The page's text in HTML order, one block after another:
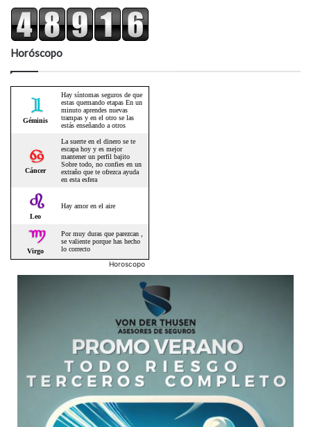
Horóscopo
Horoscopo